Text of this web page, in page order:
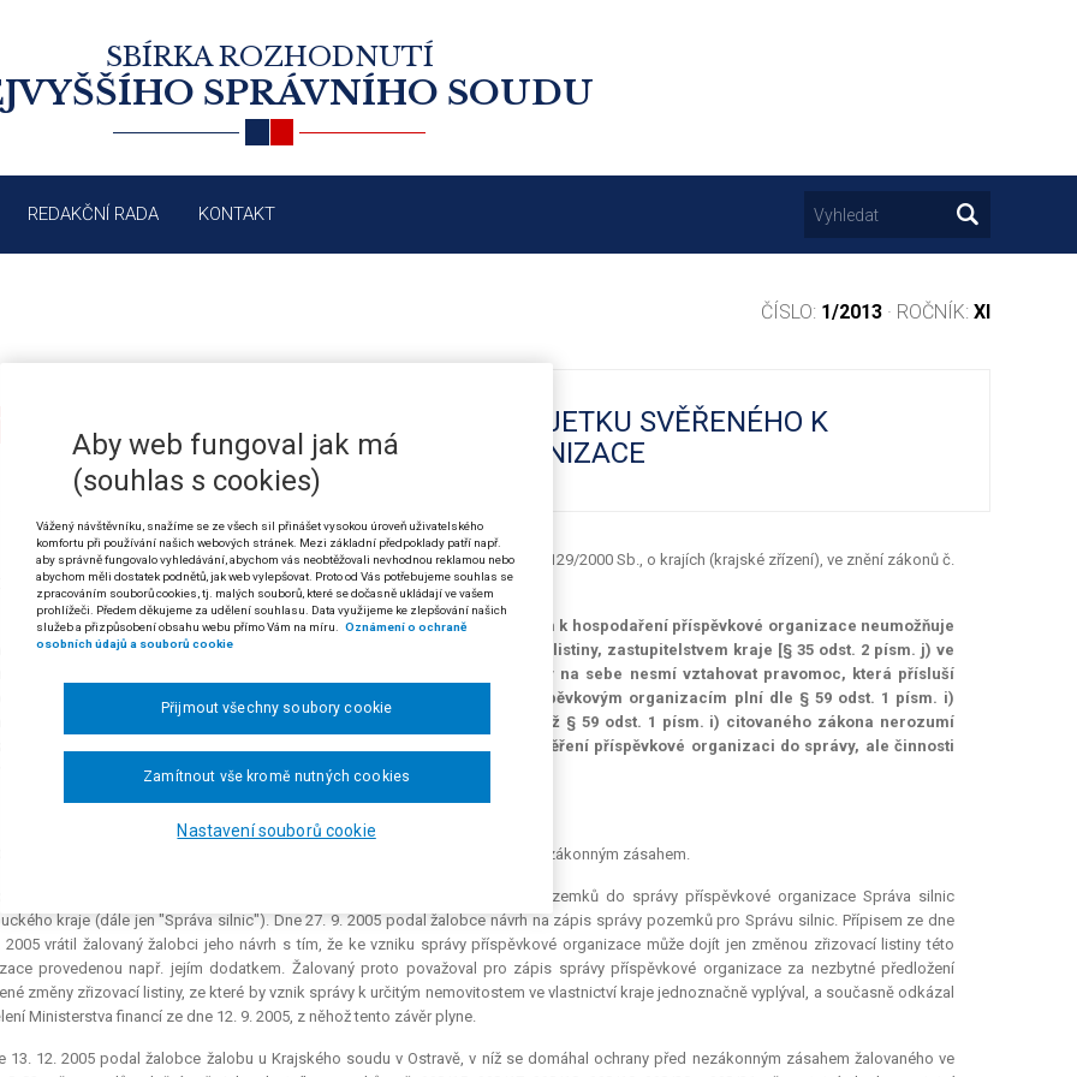
SBÍRKA ROZHODNUTÍ
SPRÁVNÍHO SOUDU
REDAKČNÍ RADA KONTAKT
ČÍSLO: 1/2013 · ROČNÍK: XI
ÚZEMNÍ SAMOSPRÁVA: URČENÍ MAJETKU SVĚŘENÉHO K
HOSPODAŘENÍ PŘÍSPĚVKOVÉ ORGANIZACE
2 písm. j), § 36 odst. 1 písm. a), j), l) a m) a § 59 odst. 1 písm. i) zákona č. 129/2000 Sb., o krajích (krajské zřízení), ve znění zákonů č.
2001 Sb. a č. 231/2002 Sb.
č. 129/2000 Sb., o krajích, při určení majetku svěřeného zřizovatelem k hospodaření příspěvkové organizace neumožňuje
než jeho vymezení ve zřizovací listině, resp. ve změně zřizovací listiny, zastupitelstvem kraje [§ 35 odst. 2 písm. j) ve
s § 36 odst. 1 písm. a), j), l) a m) zákona o krajích]. Rada kraje tedy na sebe nesmí vztahovat pravomoc, která přísluší
zastupitelstvu kraje, a to ani poukazem na to, že ve vztahu k příspěvkovým organizacím plní dle § 59 odst. 1 písm. i)
o krajích zakladatelské a zřizovatelské funkce. Těmito funkcemi totiž § 59 odst. 1 písm. i) citovaného zákona nerozumí
zejména s nemovitým majetkem zřizovatele (kraje) včetně jeho svěření příspěvkové organizaci do správy, ale činnosti
organizační a personální povahy.
Krajského soudu v Ostravě ze dne 18. 2. 2011, čj. 22 A 10/2011-132)
kraj proti Katastrálnímu úřadu pro Olomoucký kraj o ochranu před nezákonným zásahem.
Olomouckého kraje usnesením ze dne 8. 9. 2005 rozhodla o svěření pozemků do správy příspěvkové organizace Správa silnic
kraje (dále jen "Správa silnic"). Dne 27. 9. 2005 podal žalobce návrh na zápis správy pozemků pro Správu silnic. Přípisem ze dne
2005 vrátil žalovaný žalobci jeho návrh s tím, že ke vzniku správy příspěvkové organizace může dojít jen změnou zřizovací listiny této
provedenou např. jejím dodatkem. Žalovaný proto považoval pro zápis správy příspěvkové organizace za nezbytné předložení
změny zřizovací listiny, ze které by vznik správy k určitým nemovitostem ve vlastnictví kraje jednoznačně vyplýval, a současně odkázal
Ministerstva financí ze dne 12. 9. 2005, z něhož tento závěr plyne.
13. 12. 2005 podal žalobce žalobu u Krajského soudu v Ostravě, v níž se domáhal ochrany před nezákonným zásahem žalovaného ve
Aby web fungoval jak má
(souhlas s cookies)
Vážený návštěvníku, snažíme se ze všech sil přinášet vysokou úroveň uživatelského
komfortu při používání našich webových stránek. Mezi základní předpoklady patří např.
aby správně fungovalo vyhledávání, abychom vás neobtěžovali nevhodnou reklamou nebo
abychom měli dostatek podnětů, jak web vylepšovat. Proto od Vás potřebujeme souhlas se
zpracováním souborů cookies, tj. malých souborů, které se dočasně ukládají ve vašem
prohlížeči. Předem děkujeme za udělení souhlasu. Data využijeme ke zlepšování našich
služeb a přizpůsobení obsahu webu přímo Vám na míru.
Oznámení o ochraně
osobních údajů a souborů cookie
Nastavení souborů cookie
Zamítnout vše kromě nutných cookies
Přijmout všechny soubory cookie